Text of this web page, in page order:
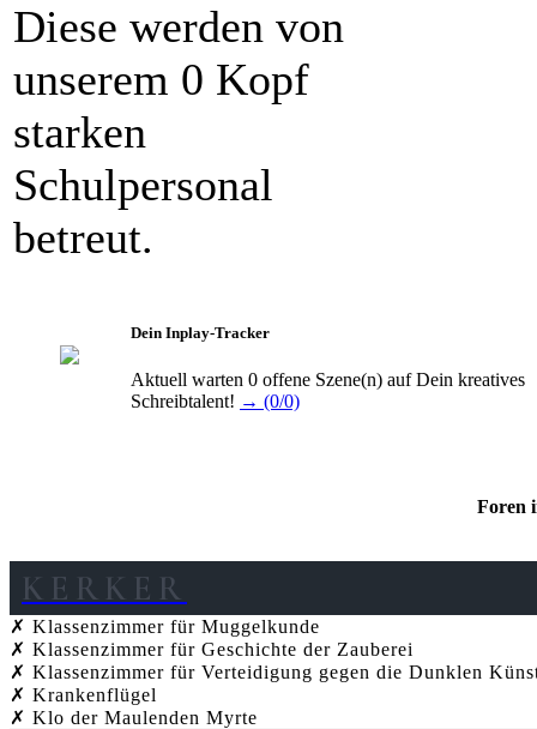
Diese werden von
unserem 0 Kopf
starken
Schulpersonal
betreut.
Dein Inplay-Tracker
Aktuell warten 0 offene Szene(n) auf Dein kreatives
Schreibtalent! → (0/0)
Foren
KERKER
✗ Klassenzimmer für Muggelkunde
✗ Klassenzimmer für Geschichte der Zauberei
✗ Klassenzimmer für Verteidigung gegen die Dunklen
✗ Krankenflügel
✗ Klo der Maulenden Myrte